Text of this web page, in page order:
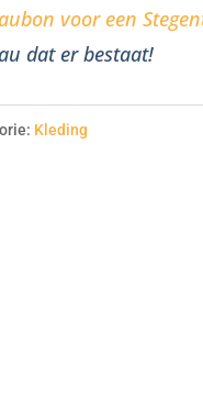
voor een
dat er bestaat!
Kleding